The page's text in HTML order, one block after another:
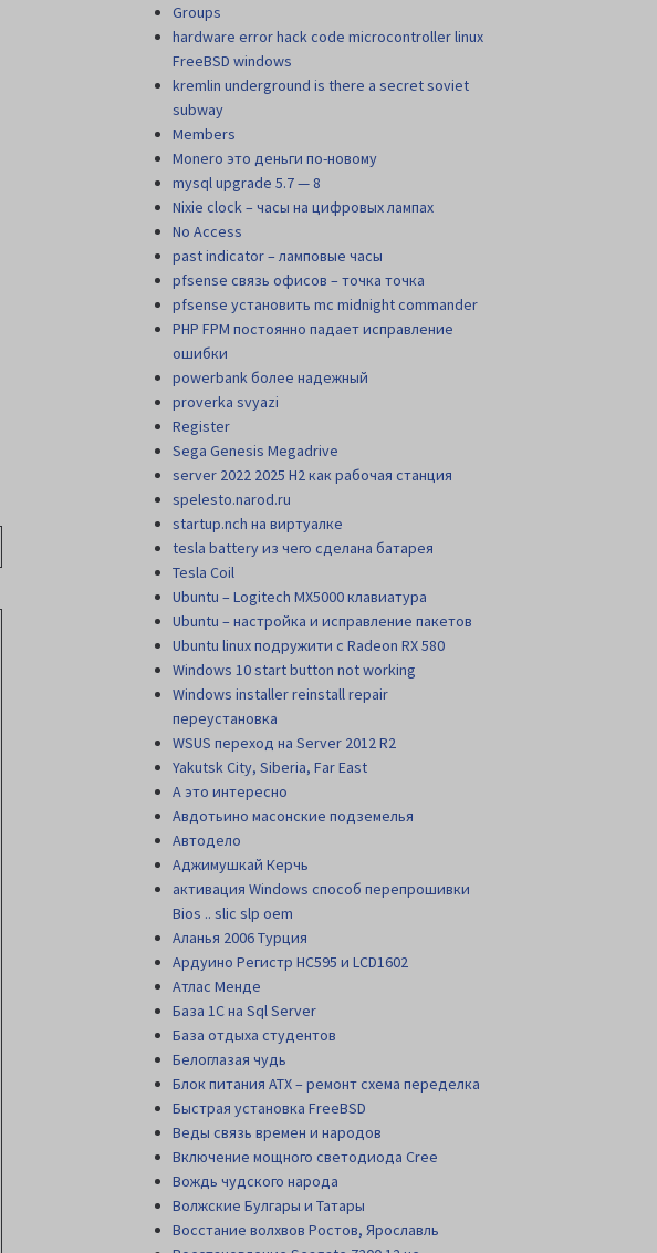
Groups
hardware error hack code microcontroller linux
FreeBSD windows
kremlin underground is there a secret soviet
subway
Members
Monero это деньги по-новому
mysql upgrade 5.7 — 8
Nixie clock – часы на цифровых лампах
No Access
past indicator – ламповые часы
pfsense связь офисов – точка точка
pfsense установить mc midnight commander
PHP FPM постоянно падает исправление
ошибки
powerbank более надежный
proverka svyazi
Register
Sega Genesis Megadrive
server 2022 2025 H2 как рабочая станция
spelesto.narod.ru
startup.nch на виртуалке
tesla battery из чего сделана батарея
Tesla Coil
Ubuntu – Logitech MX5000 клавиатура
Ubuntu – настройка и исправление пакетов
Ubuntu linux подружити с Radeon RX 580
Windows 10 start button not working
Windows installer reinstall repair
переустановка
WSUS переход на Server 2012 R2
Yakutsk City, Siberia, Far East
А это интересно
Авдотьино масонские подземелья
Автодело
Аджимушкай Керчь
активация Windows способ перепрошивки
Bios .. slic slp oem
Аланья 2006 Турция
Ардуино Регистр НС595 и LCD1602
Атлас Менде
База 1С на Sql Server
База отдыха студентов
Белоглазая чудь
Блок питания АТХ – ремонт схема переделка
Быстрая установка FreeBSD
Веды связь времен и народов
Включение мощного светодиода Cree
Вождь чудского народа
Волжские Булгары и Татары
Восстание волхвов Ростов, Ярославль